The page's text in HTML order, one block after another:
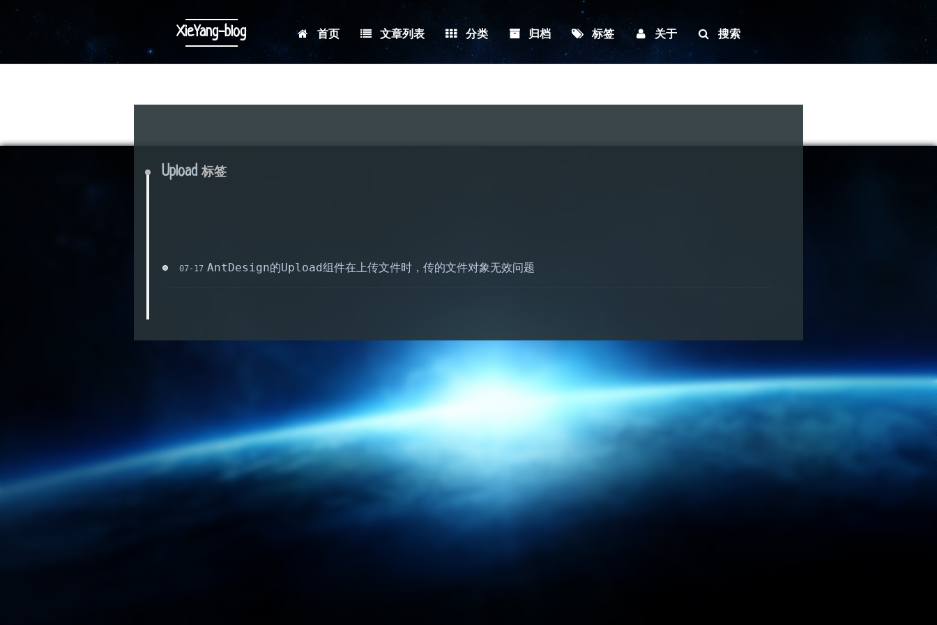
XieYang-blog 首页 文章列表 分类 归档 标签 关于 搜索
Upload 标签
AntDesign的Upload组件在上传文件时，传的文件对象无效问题
07-17